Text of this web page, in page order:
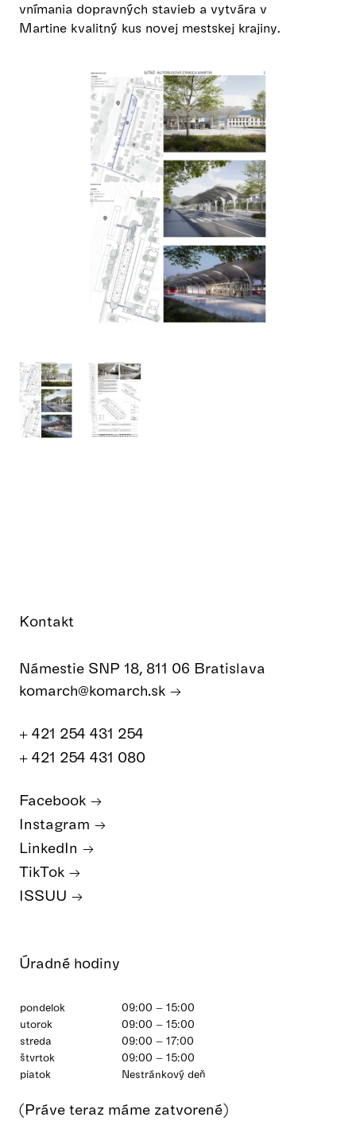
vnímania dopravných stavieb a vytvára v
Martine kvalitný kus novej mestskej krajiny.
Úradné hodiny
pondelok
09:00 – 15:00
utorok
09:00 – 15:00
streda
09:00 – 17:00
štvrtok
09:00 – 15:00
piatok
Nestránkový deň
(Práve teraz máme zatvorené)
Kontakt
Námestie SNP 18, 811 06 Bratislava
komarch@komarch.sk
+ 421 254 431 254
+ 421 254 431 080
Facebook
Instagram
LinkedIn
TikTok
ISSUU